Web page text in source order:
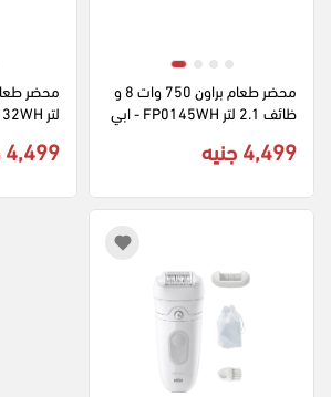
محضر طعام براون 750 وات 8 و
ظائف 2.1 لتر FP0145WH - ابي
4,499 جنيه 4,499 جنيه